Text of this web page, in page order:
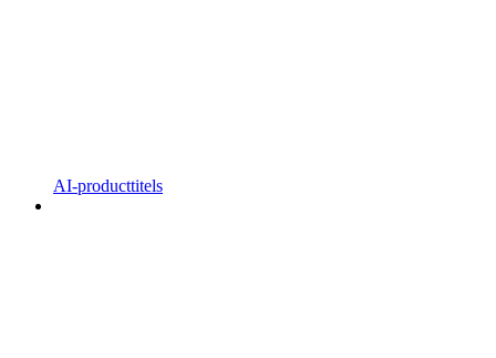
AI-producttitels